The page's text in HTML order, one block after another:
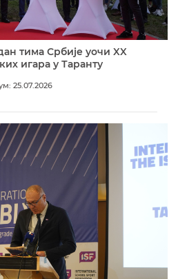
тима Србије уочи XX
игара у Таранту
25.07.2026